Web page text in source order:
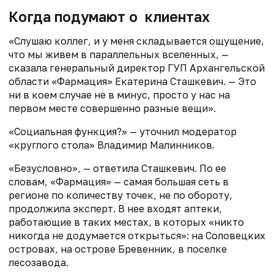
Когда подумают о клиентах
«Слушаю коллег, и у меня складывается ощущение,
что мы живем в параллельных вселенных, —
сказала генеральный директор ГУП Архангельской
области «Фармация» Екатерина Сташкевич. — Это
ни в коем случае не в минус, просто у нас на
первом месте совершенно разные вещи».
«Социальная функция?» — уточнил модератор
«круглого стола» Владимир Малинников.
«Безусловно», — ответила Сташкевич. По ее
словам, «Фармация» — самая большая сеть в
регионе по количеству точек, не по обороту,
продолжила эксперт. В нее входят аптеки,
работающие в таких местах, в которых «никто
никогда не додумается открыться»: на Соловецких
островах, на острове Бревенник, в поселке
лесозавода.